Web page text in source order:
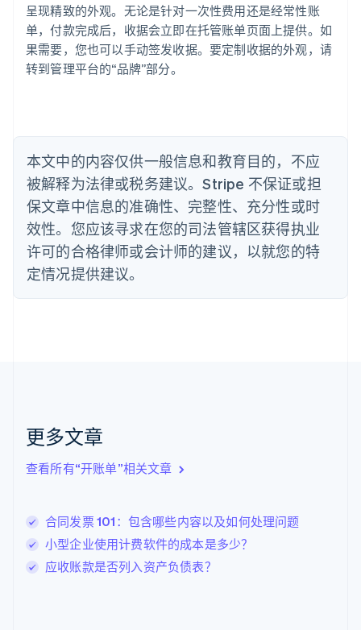
呈现精致的外观。无论是针对一次性费用还是经常性账
单，付款完成后，收据会立即在托管账单页面上提供。如
果需要，您也可以手动签发收据。要定制收据的外观，请
转到管理平台的“品牌”部分。
本文中的内容仅供一般信息和教育目的，不应
被解释为法律或税务建议。Stripe 不保证或担
保文章中信息的准确性、完整性、充分性或时
效性。您应该寻求在您的司法管辖区获得执业
许可的合格律师或会计师的建议，以就您的特
定情况提供建议。
更多文章
查看所有“开账单”相关文章
合同发票 101：包含哪些内容以及如何处理问题
小型企业使用计费软件的成本是多少？
应收账款是否列入资产负债表？
巴西
PortuguêsEnglish
保加利亚
English
比利时
丹麦
English
德国
DeutschEnglish
法国
Français English
芬兰
English Svenska
荷兰
立陶宛
列支敦士登
FrançaisDeutsch English
罗马尼亚
English
马尔他